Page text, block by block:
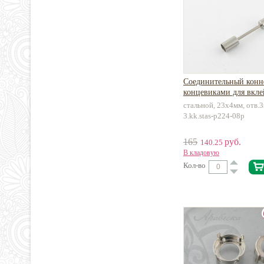
Соединительный
концевиками для
шнуров 3мм для
нержавеющая сталь
стальной, 23х4мм,
3.kk.stas-p224-08p
165 140.25 руб.
В кладовую
Кол-во